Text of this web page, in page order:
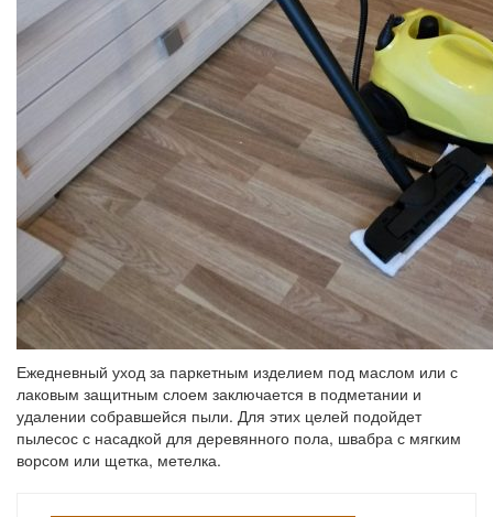
Ежедневный уход за паркетным изделием под маслом или с
лаковым защитным слоем заключается в подметании и
удалении собравшейся пыли. Для этих целей подойдет
пылесос с насадкой для деревянного пола, швабра с мягким
ворсом или щетка, метелка.